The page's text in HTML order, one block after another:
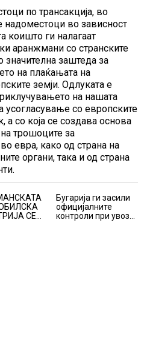
по трансакција, во
надоместоци во зависност
коишто ги налагаат
аранжмани со странските
значителна заштеда за
на плаќањата на
земји. Одлуката е
на нашата
усогласување со европските
а со која се создава основа
трошоците за
евра, како од страна на
органи, така и од страна
СЕ
Бугарија ги засили
официјалните
контроли при увоз